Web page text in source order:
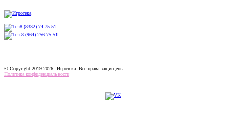
8 (8332) 74-75-51
8 (964) 256-75-51
© Copyright 2019-2026. Игротека. Все права защищены.
Политика конфиденциальности